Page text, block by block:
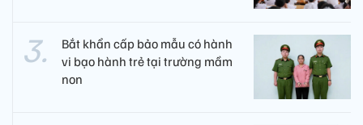
Bắt khẩn cấp bảo mẫu có hành
vi bạo hành trẻ tại trường mầm
non